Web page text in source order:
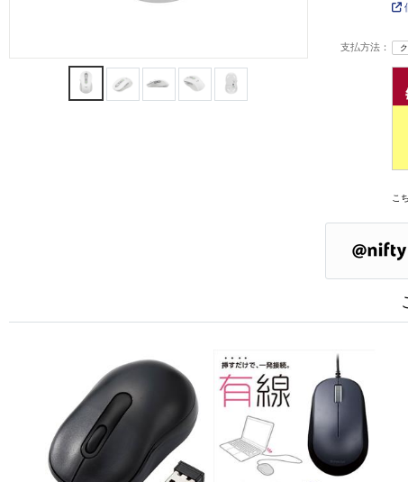
支払方法：
こ